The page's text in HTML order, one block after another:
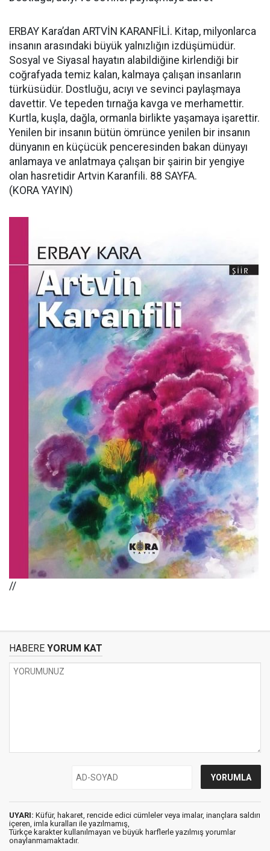
ERBAY Kara’dan ARTVİN KARANFİLİ. Kitap, milyonlarca
insanın arasındaki büyük yalnızlığın izdüşümüdür.
Sosyal ve Siyasal hayatın alabildiğine kirlendiği bir
coğrafyada temiz kalan, kalmaya çalışan insanların
türküsüdür. Dostluğu, acıyı ve sevinci paylaşmaya
davettir. Ve tepeden tırnağa kavga ve merhamettir.
Kurtla, kuşla, dağla, ormanla birlikte yaşamaya işarettir.
Yenilen bir insanın bütün ömrünce yenilen bir insanın
dünyanın en küçücük penceresinden bakan dünyayı
anlamaya ve anlatmaya çalışan bir şairin bir yengiye
olan hasretidir Artvin Karanfili. 88 SAYFA.
(KORA YAYIN)
//
HABERE YORUM KAT
UYARI: Küfür, hakaret, rencide edici cümleler veya imalar, inançlara saldırı
içeren, imla kuralları ile yazılmamış,
Türkçe karakter kullanılmayan ve büyük harflerle yazılmış yorumlar
onaylanmamaktadır.